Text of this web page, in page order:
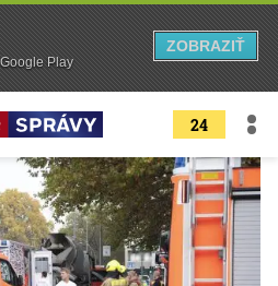
24
Play
ZOBRAZIŤ